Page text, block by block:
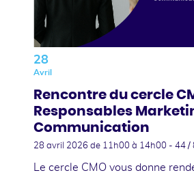
28
Avril
Rencontre du cercle
Responsables
Communication
28 avril 2026 de 11h00 à 14h00 - 44 /
Le cercle CMO vous donne